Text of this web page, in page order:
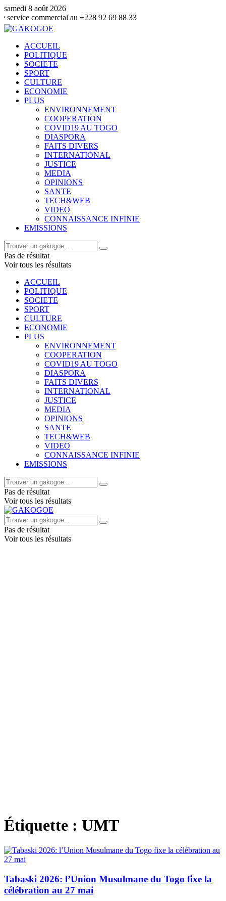
samedi 8 août 2026
au +228 92 69 88 33
ACCUEIL
POLITIQUE
SOCIETE
SPORT
CULTURE
ECONOMIE
PLUS
ENVIRONNEMENT
COOPERATION
COVID19 AU TOGO
DIASPORA
FAITS DIVERS
INTERNATIONAL
JUSTICE
MEDIA
OPINIONS
SANTE
TECH&WEB
VIDEO
CONNAISSANCE INFINIE
EMISSIONS
Pas de résultat
Voir tous les résultats
ACCUEIL
POLITIQUE
SOCIETE
SPORT
CULTURE
ECONOMIE
PLUS
ENVIRONNEMENT
COOPERATION
COVID19 AU TOGO
DIASPORA
FAITS DIVERS
INTERNATIONAL
JUSTICE
MEDIA
OPINIONS
SANTE
TECH&WEB
VIDEO
CONNAISSANCE INFINIE
EMISSIONS
Pas de résultat
Voir tous les résultats
Pas de résultat
Voir tous les résultats
Étiquette : UMT
Tabaski 2026: l’Union Musulmane du Togo fixe la
célébration au 27 mai